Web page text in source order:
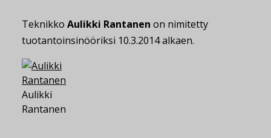
Teknikko Aulikki Rantanen on nimitetty
tuotantoinsinööriksi 10.3.2014 alkaen.
Aulikki
Rantanen